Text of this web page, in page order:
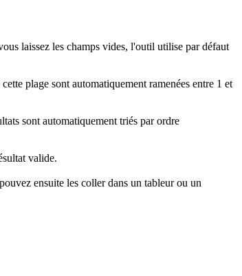
laissez les champs vides, l'outil utilise par défaut
plage sont automatiquement ramenées entre 1 et
sont automatiquement triés par ordre
valide.
ensuite les coller dans un tableur ou un